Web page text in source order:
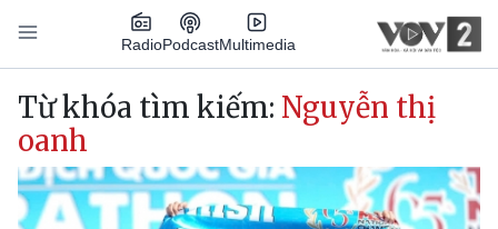
Nhảy đến nội dung
RadioPodcastMultimedia
Main navigation
Từ khóa tìm kiếm: Nguyễn thị
oanh